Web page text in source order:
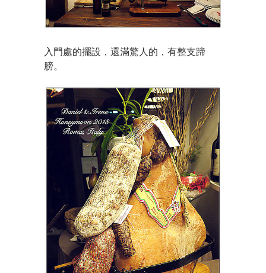
入門處的擺設，還滿驚人的，有整支蹄
膀。